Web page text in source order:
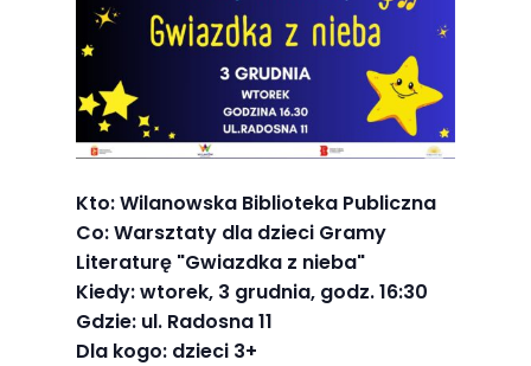
Kto: Wilanowska Biblioteka Publiczna
Co: Warsztaty dla dzieci Gramy
Literaturę "Gwiazdka z nieba"
Kiedy: wtorek, 3 grudnia, godz. 16:30
Gdzie: ul. Radosna 11
Dla kogo: dzieci 3+
Statystyka
Abyśmy mogli
poprawić
funkcjonalność
i strukturę
internetowej,
na podstawie
tego, jak
strona jest
używana.